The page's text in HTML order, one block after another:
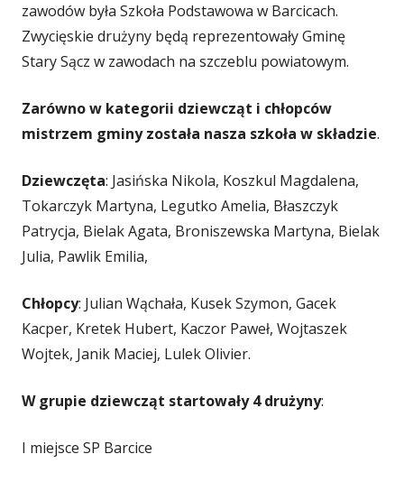
zawodów była Szkoła Podstawowa w Barcicach.
Zwycięskie drużyny będą reprezentowały Gminę
Stary Sącz w zawodach na szczeblu powiatowym.
Zarówno w kategorii dziewcząt i chłopców
mistrzem gminy została nasza szkoła w składzie.
Dziewczęta: Jasińska Nikola, Koszkul Magdalena,
Tokarczyk Martyna, Legutko Amelia, Błaszczyk
Patrycja, Bielak Agata, Broniszewska Martyna, Bielak
Julia, Pawlik Emilia,
Chłopcy: Julian Wąchała, Kusek Szymon, Gacek
Kacper, Kretek Hubert, Kaczor Paweł, Wojtaszek
Wojtek, Janik Maciej, Lulek Olivier.
W grupie dziewcząt startowały 4 drużyny:
I miejsce SP Barcice